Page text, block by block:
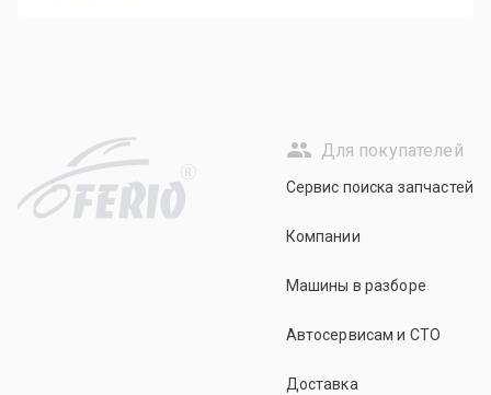
R
Для покупателей
Сервис поиска запчастей
Компании
Машины в разборе
Автосервисам и СТО
Доставка